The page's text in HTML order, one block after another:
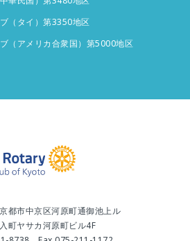
（タイ）第3350地区
（アメリカ合衆国）第5000地区
都市中京区河原町通御池上ル
町ヤサカ河原町ビル4F